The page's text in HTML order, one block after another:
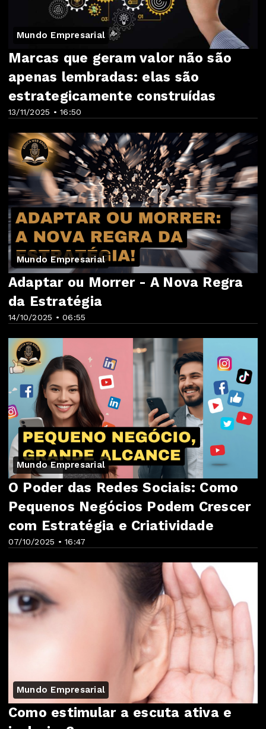
Mundo Empresarial
13/11/2025 • 16:50
Marcas que geram valor não são
apenas lembradas: elas são
estrategicamente construídas
Mundo Empresarial
14/10/2025 • 06:55
Adaptar ou Morrer - A Nova Regra
da Estratégia
Mundo Empresarial
07/10/2025 • 16:47
O Poder das Redes Sociais: Como
Pequenos Negócios Podem Crescer
com Estratégia e Criatividade
Mundo Empresarial
Como estimular a escuta ativa e